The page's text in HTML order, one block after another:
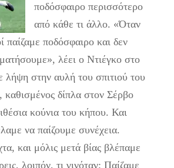
ποδόσφαιρο περισσότερο
από κάθε τι άλλο. «Όταν
παίζαμε ποδόσφαιρο και δεν
λέει ο Ντιέγκο στο
λήψη στην αυλή του σπιτιού του
δίπλα στον Σέρβο
κούνια του κήπου. Και
να παίζουμε συνέχεια.
και μόλις μετά βίας βλέπαμε
λοιπόν, τι γινόταν; Παίζαμε